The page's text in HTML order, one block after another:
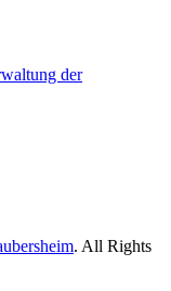
der
. All Rights